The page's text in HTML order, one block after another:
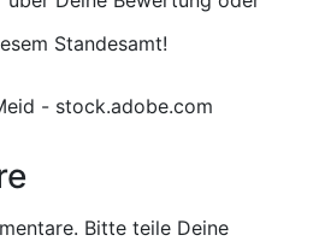
Standesamt!
- stock.adobe.com
Bitte teile Deine